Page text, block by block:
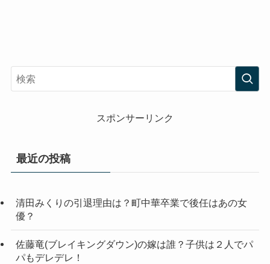
スポンサーリンク
最近の投稿
清田みくりの引退理由は？町中華卒業で後任はあの女
優？
佐藤竜(ブレイキングダウン)の嫁は誰？子供は２人でパ
パもデレデレ！